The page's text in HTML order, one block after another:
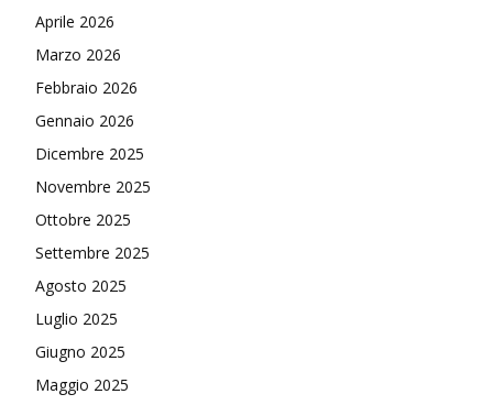
Aprile 2026
Marzo 2026
Febbraio 2026
Gennaio 2026
Dicembre 2025
Novembre 2025
Ottobre 2025
Settembre 2025
Agosto 2025
Luglio 2025
Giugno 2025
Maggio 2025